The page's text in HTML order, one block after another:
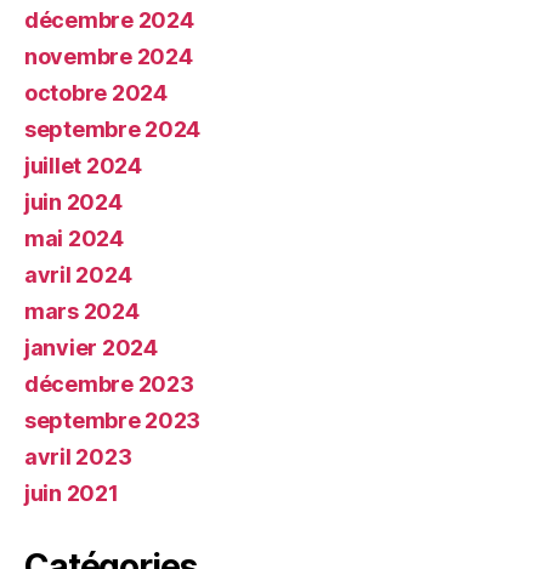
décembre 2024
novembre 2024
octobre 2024
septembre 2024
juillet 2024
juin 2024
mai 2024
avril 2024
mars 2024
janvier 2024
décembre 2023
septembre 2023
avril 2023
juin 2021